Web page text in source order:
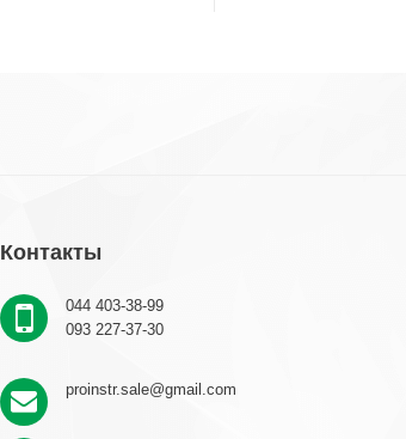
Контакты
044 403-38-99
093 227-37-30
proinstr.sale@gmail.com